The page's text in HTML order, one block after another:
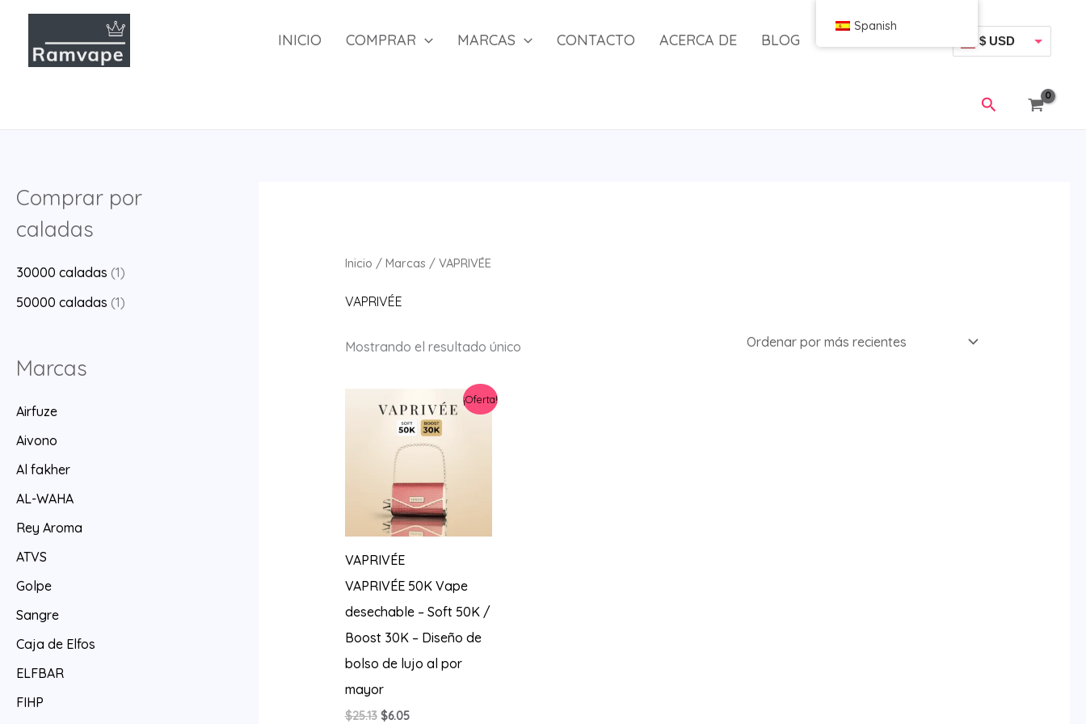
Saltar
contenido
INICIO COMPRAR MARCAS CONTACTO ACERCA DE BLOG $ USD
Buscar
Comprar por
caladas
30000 caladas (1)
50000 caladas (1)
Marcas
Airfuze
Aivono
Al fakher
AL-WAHA
Rey Aroma
ATVS
Golpe
Sangre
Caja de Elfos
ELFBAR
FIHP
Inicio / Marcas / VAPRIVÉE
VAPRIVÉE
Mostrando el resultado único
¡Oferta!
VAPRIVÉE
VAPRIVÉE 50K Vape
desechable – Soft 50K /
Boost 30K – Diseño de
bolso de lujo al por
mayor
$25.13 El
$6.05El
Spanish